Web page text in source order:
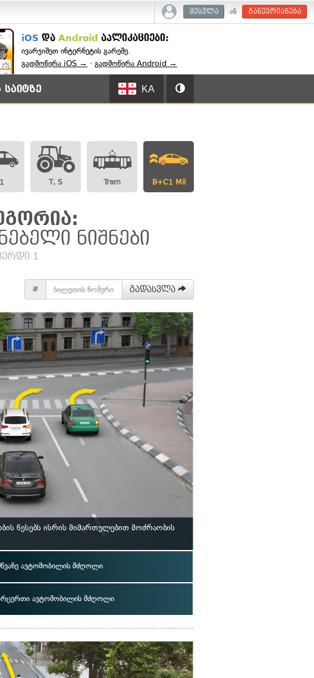
შესვლა ან გაწევრიანება
iOS და Android აპლიკაციები:
ივარჯიშეთ ინტერნეტის გარეშე.
გადმოწერა iOS → · გადმოწერა Android →
KA
T, S Tram B+C1 Mil
ნიშნები
1
# გადასვლა
წესებს ისრის მიმართულებით მოძრაობის
ავტომობილის მძღოლი
ავტომობილის მძღოლი